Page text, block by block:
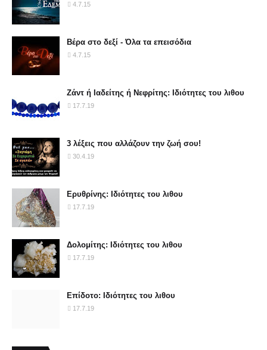
4.7.15
Βέρα στο δεξί - Όλα τα επεισόδια
4.7.15
Ζάντ ή Ιαδείτης ή Νεφρίτης: Ιδιότητες του λιθου
17.7.19
3 λέξεις που αλλάζουν την ζωή σου!
30.4.19
Ερυθρίνης: Ιδιότητες του λιθου
17.7.19
Δολομίτης: Ιδιότητες του λιθου
17.7.19
Επίδοτο: Ιδιότητες του λιθου
17.7.19